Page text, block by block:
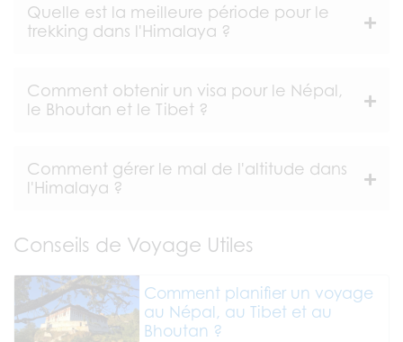
Quelle est la meilleure période pour le
trekking dans l'Himalaya ?
Comment obtenir un visa pour le Népal,
le Bhoutan et le Tibet ?
Comment gérer le mal de l'altitude dans
l'Himalaya ?
Conseils de Voyage Utiles
Comment planifier un voyage
au Népal, au Tibet et au
Bhoutan ?